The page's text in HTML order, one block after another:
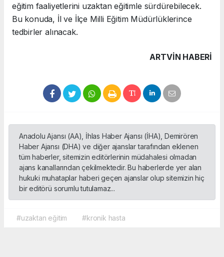
eğitim faaliyetlerini uzaktan eğitimle sürdürebilecek.
Bu konuda, İl ve İlçe Milli Eğitim Müdürlüklerince
tedbirler alınacak.
ARTVIN HABERİ
Anadolu Ajansı (AA), İhlas Haber Ajansı (İHA), Demirören
Haber Ajansı (DHA) ve diğer ajanslar tarafından eklenen
tüm haberler, sitemizin editörlerinin müdahalesi olmadan
ajans kanallarından çekilmektedir. Bu haberlerde yer alan
hukuki muhataplar haberi geçen ajanslar olup sitemizin hiç
bir editörü sorumlu tutulamaz...
#uzaktan eğitim #kronik hasta